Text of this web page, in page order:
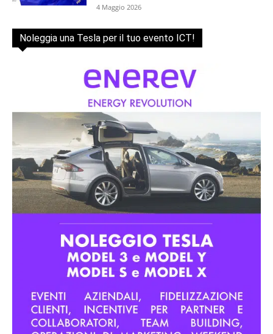
4 Maggio 2026
Noleggia una Tesla per il tuo evento ICT!